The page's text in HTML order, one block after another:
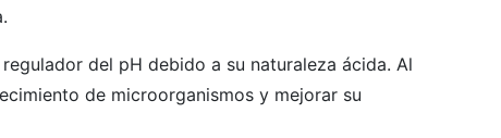
del pH debido a su naturaleza ácida. Al
de microorganismos y mejorar su